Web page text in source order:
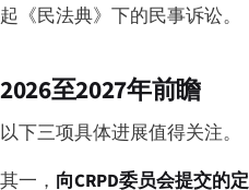
起《民法典》下的民事诉讼。
2026至2027年前瞻
以下三项具体进展值得关注。
其一， 向CRPD委员会提交的